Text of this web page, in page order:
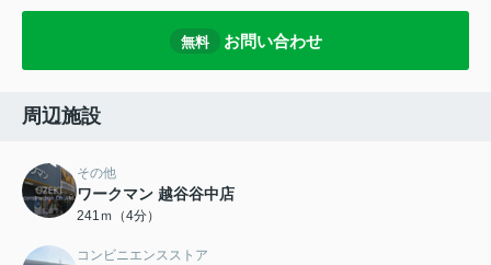
無料 お問い合わせ
周辺施設
その他
ワークマン 越谷谷中店
241ｍ（4分）
コンビニエンスストア